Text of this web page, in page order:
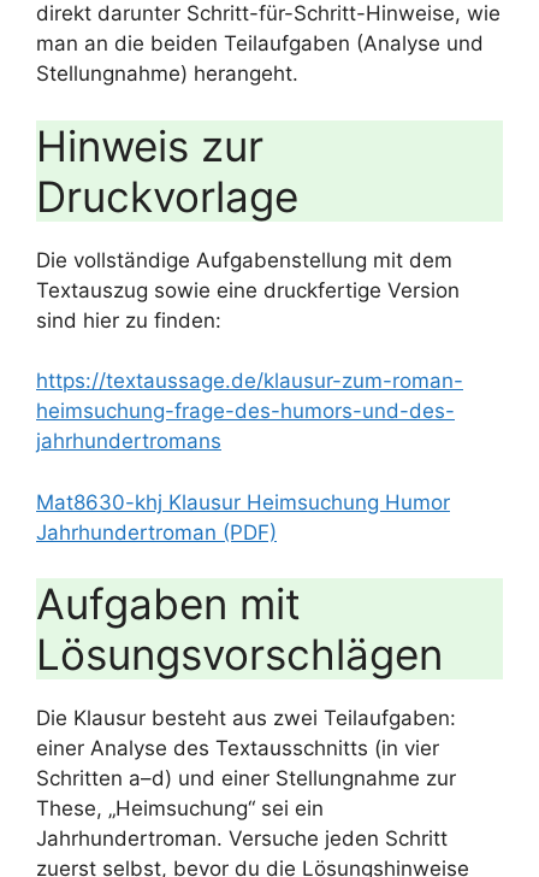
direkt darunter Schritt-für-Schritt-Hinweise, wie
man an die beiden Teilaufgaben (Analyse und
Stellungnahme) herangeht.
Hinweis zur
Druckvorlage
Die vollständige Aufgabenstellung mit dem
Textauszug sowie eine druckfertige Version
sind hier zu finden:
https://textaussage.de/klausur-zum-roman-
heimsuchung-frage-des-humors-und-des-
jahrhundertromans
Mat8630-khj Klausur Heimsuchung Humor
Jahrhundertroman (PDF)
Aufgaben mit
Lösungsvorschlägen
Die Klausur besteht aus zwei Teilaufgaben:
einer Analyse des Textausschnitts (in vier
Schritten a–d) und einer Stellungnahme zur
These, „Heimsuchung“ sei ein
Jahrhundertroman. Versuche jeden Schritt
zuerst selbst, bevor du die Lösungshinweise